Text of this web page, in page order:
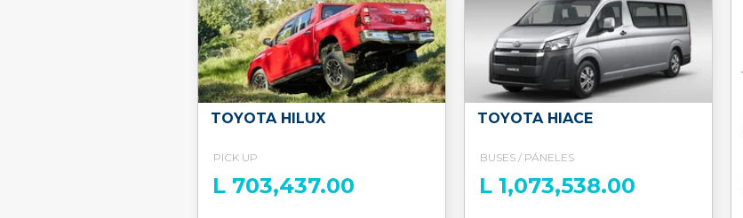
TOYOTA HILUX
PICK UP
L 703,437.00
TOYOTA HIACE
BUSES / PÁNELES
L 1,073,538.00